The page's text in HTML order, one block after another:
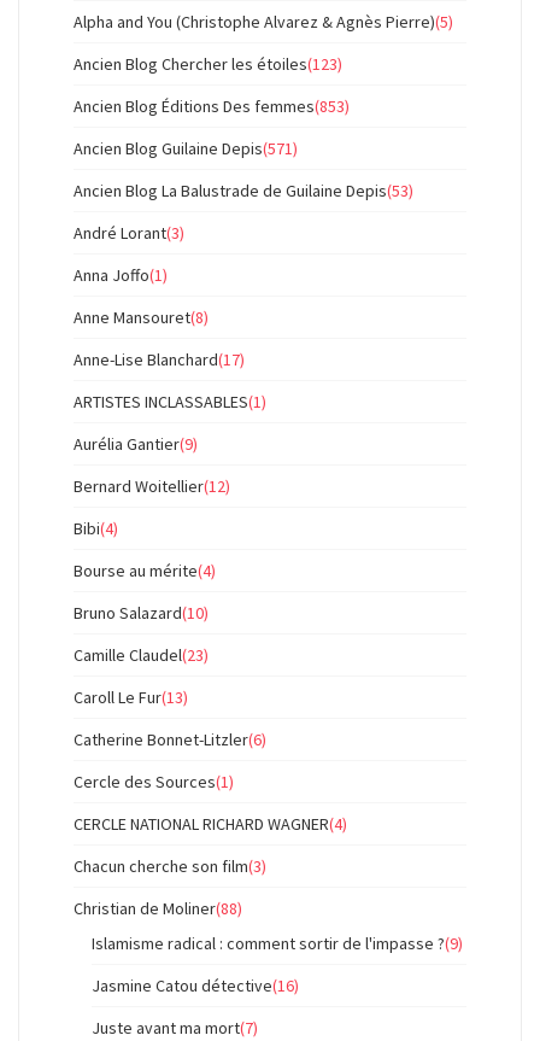
Alpha and You (Christophe Alvarez & Agnès Pierre)(5)
Ancien Blog Chercher les étoiles(123)
Ancien Blog Éditions Des femmes(853)
Ancien Blog Guilaine Depis(571)
Ancien Blog La Balustrade de Guilaine Depis(53)
André Lorant(3)
Anna Joffo(1)
Anne Mansouret(8)
Anne-Lise Blanchard(17)
ARTISTES INCLASSABLES(1)
Aurélia Gantier(9)
Bernard Woitellier(12)
Bibi(4)
Bourse au mérite(4)
Bruno Salazard(10)
Camille Claudel(23)
Caroll Le Fur(13)
Catherine Bonnet-Litzler(6)
Cercle des Sources(1)
CERCLE NATIONAL RICHARD WAGNER(4)
Chacun cherche son film(3)
Christian de Moliner(88)
Islamisme radical : comment sortir de l'impasse ?(9)
Jasmine Catou détective(16)
Juste avant ma mort(7)